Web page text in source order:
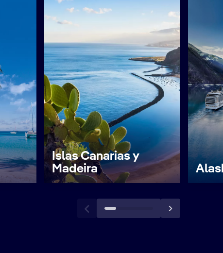
Islas Canarias y
Madeira